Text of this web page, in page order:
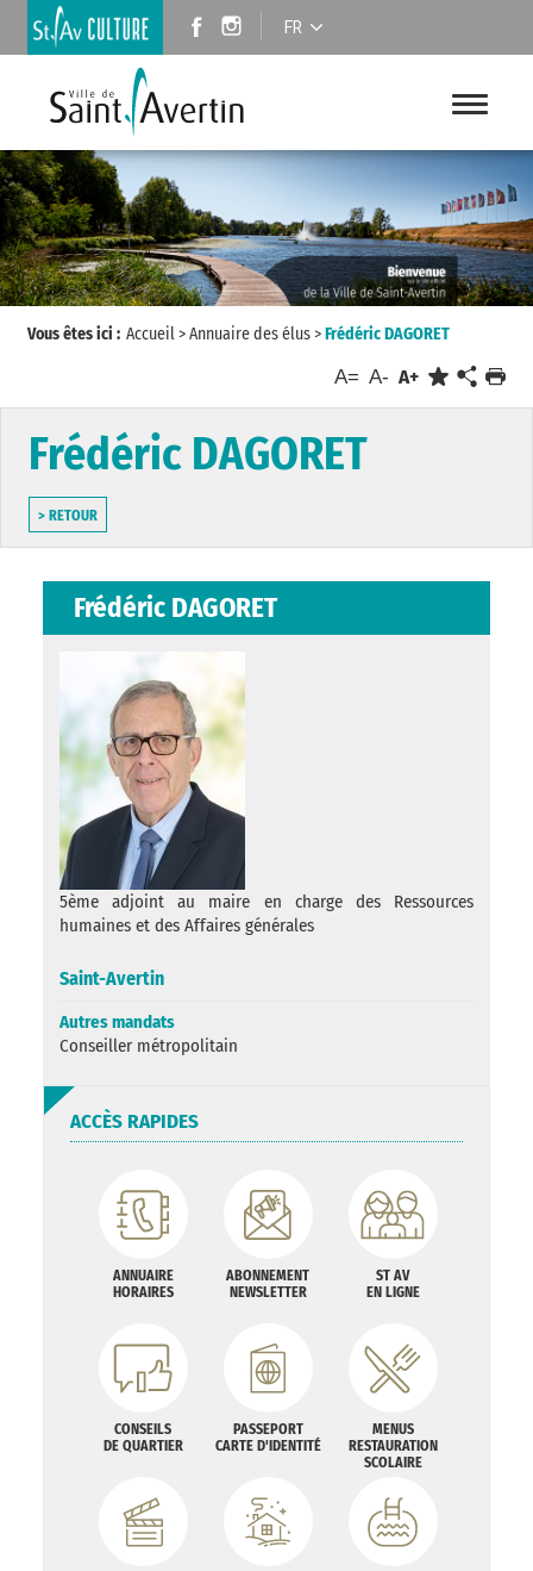
FR
Vous êtes ici : Accueil>Annuaire des élus>Frédéric DAGORET
A= A- A+
Frédéric DAGORET
> RETOUR
Frédéric DAGORET
5ème adjoint au maire en charge des Ressources
humaines et des Affaires générales
Saint-Avertin
Autres mandats
Conseiller métropolitain
ACCÈS RAPIDES
ANNUAIRE
HORAIRES
ABONNEMENT
NEWSLETTER
ST AV
EN LIGNE
CONSEILS
DE QUARTIER
PASSEPORT
CARTE D'IDENTITÉ
MENUS
RESTAURATION
SCOLAIRE